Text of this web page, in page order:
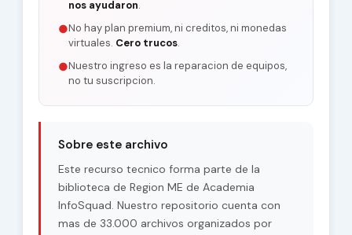
nos ayudaron.
●No hay plan premium, ni creditos, ni monedas
virtuales. Cero trucos.
●Nuestro ingreso es la reparacion de equipos,
no tu suscripcion.
Sobre este archivo
Este recurso tecnico forma parte de la
biblioteca de Region ME de Academia
InfoSquad. Nuestro repositorio cuenta con
mas de 33.000 archivos organizados por